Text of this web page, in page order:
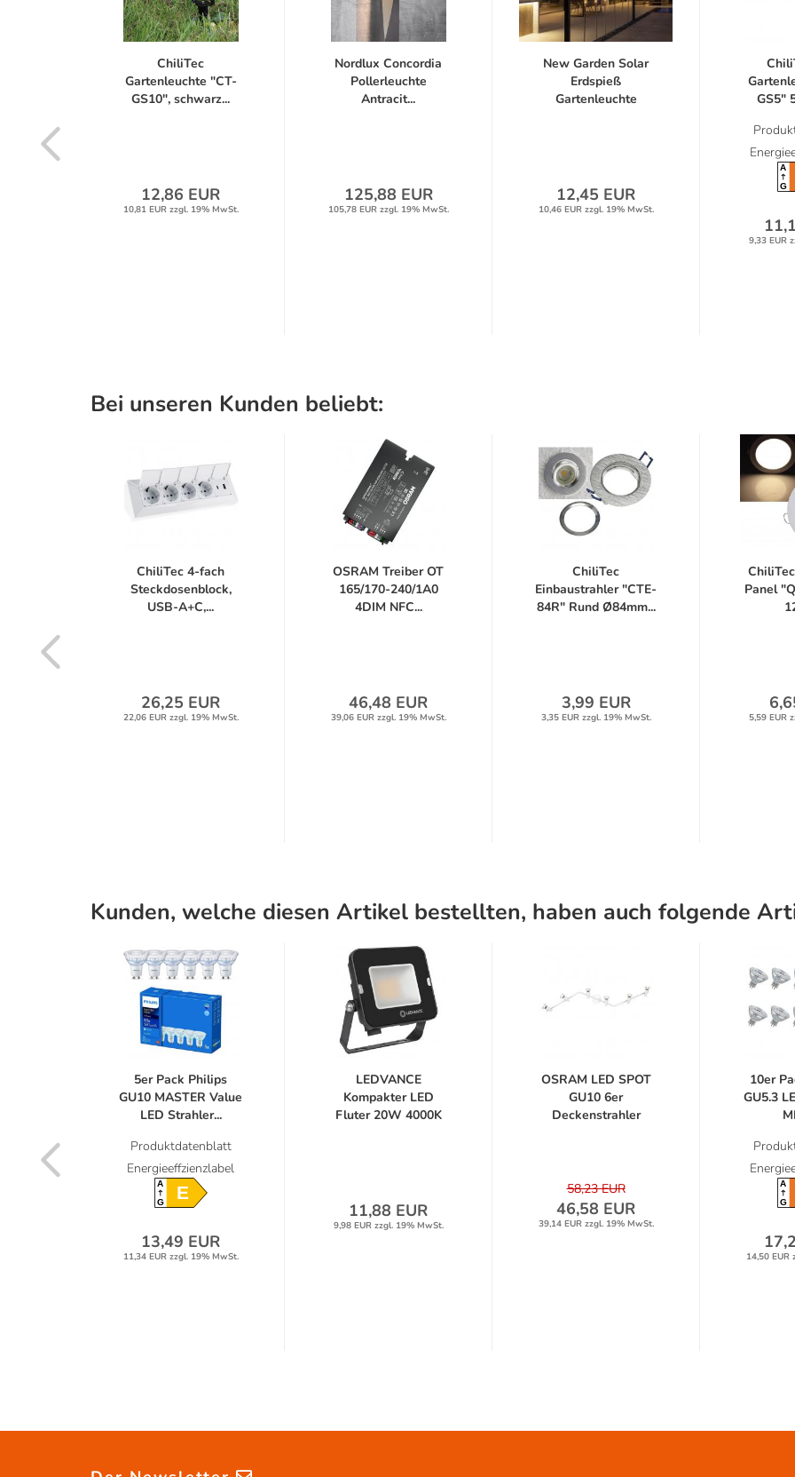
ChiliTec
Gartenleuchte "CT-
GS10", schwarz...
12,86 EUR
10,81 EUR zzgl. 19% MwSt.
Nordlux Concordia
Pollerleuchte
Antracit...
125,88 EUR
105,78 EUR zzgl. 19% MwSt.
New Garden Solar
Erdspieß
Gartenleuchte
12,45 EUR
10,46 EUR zzgl. 19% MwSt.
GS5"
A
G
9,33 EUR
Bei unseren Kunden beliebt:
ChiliTec 4-fach
Steckdosenblock,
USB-A+C,...
26,25 EUR
22,06 EUR zzgl. 19% MwSt.
OSRAM Treiber OT
165/170-240/1A0
4DIM NFC...
46,48 EUR
39,06 EUR zzgl. 19% MwSt.
ChiliTec
Einbaustrahler "CTE-
84R" Rund Ø84mm...
3,99 EUR
3,35 EUR zzgl. 19% MwSt.
Panel
5,59 EUR
Kunden, welche diesen Artikel bestellten, haben auch folgende
5er Pack Philips
GU10 MASTER Value
LED Strahler...
Produktdatenblatt
Energieeffzienzlabel
A
GE
13,49 EUR
11,34 EUR zzgl. 19% MwSt.
LEDVANCE
Kompakter LED
Fluter 20W 4000K
11,88 EUR
9,98 EUR zzgl. 19% MwSt.
OSRAM LED SPOT
GU10 6er
Deckenstrahler
58,23 EUR
46,58 EUR
39,14 EUR zzgl. 19% MwSt.
10er
GU5.3
A
G
14,50 EUR